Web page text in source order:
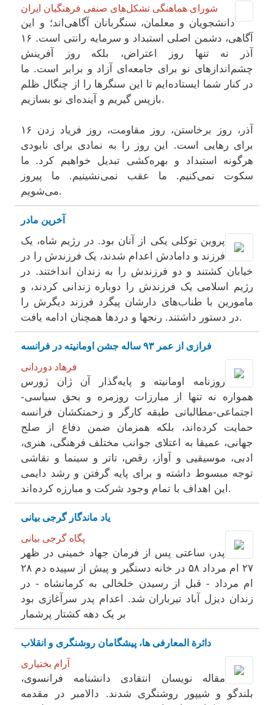
شورای هماهنگی تشکل‌های صنفی فرهنگیان ایران
دانشجویان و معلمان، سنگربانان آگاهی‌اند؛ و این
آگاهی، دشمن اصلی استبداد و سرمایه رانتی است. ۱۶
آذر نه تنها روز اعتراض، بلکه روز آفرینش
چشم‌اندازهای نو برای جامعه‌ای آزاد و برابر است. ما
در کنار شما ایستاده‌ایم تا این سنگرها را از چنگال ظلم
بازپس گیریم و آینده‌ای نو بسازیم.
۱۶ آذر، روز برخاستن، روز مقاومت، روز فریاد زدن
برای رهایی است. این روز را به نمادی برای نابودی
هرگونه استبداد و بهره‌کشی تبدیل خواهیم کرد. ما
سکوت نمی‌کنیم. ما عقب نمی‌نشینیم. ما پیروز
می‌شویم.
آخرین مادر
پروین توکلی یکی از آنان بود. در رژیم شاه، یک
فرزند و دامادش اعدام شدند، یک فرزندش را در
خیابان کشتند و دو فرزندش را به زندان انداختند. در
رژیم اسلامی یک فرزندش را دوباره زندانی کردند، و
مامورین با طناب‌های دارشان پیگرد فرزند دیگرش را
در دستور داشتند. رنجها و دردها همچنان ادامه یافت.
فرازی از عمر ۹۳ ساله جشن اومانیته در فرانسه
فرهاد دوردانی
روزنامه اومانیته و پایه‌گذار آن ژان ژورس
همواره نه تنها از مبارزات روزمره و بحق سیاسی-
اجتماعی-مطالباتی طبقه کارگر و زحمتکشان فرانسه
حمایت کرده‌اند، بلکه همزمان ضمن دفاع از صلح
جهانی، عمیقا به اعتلای جوانب مختلف فرهنگی، هنری،
ادبی، موسیقیی‌ و آواز، رقص، تاتر و سینما و ‌نقاشی
توجه مبسوط داشته و برای پایه گرفتن و‌ رشد دایمی
این اهداف با تمام وجود شرکت و مبارزه کرده‌اند.
یاد ماندگار گرجی بیانی
پگاه گرجی بیانی
پدر، ساعتی پس از فرمان جهاد خمینی در ظهر
۲۷ ام مرداد ۵۸ در خانه دستگیر و پیش از سپیده دم ۲۸
ام مرداد - قبل از رسیدن خلخالی به کرمانشاه - در
زندان دیزل آباد تیرباران شد. اعدام پدر سرآغازی بود
بر یک دهه کشتار پرشمار
دائرة المعارفی ها، پیشگامان روشنگری و انقلاب
آرام بختیاری
مقاله نویسان انتقادی دانشنامه فرانسوی،
بلندگو و شیپور روشنگری شدند. دالامبر در مقدمه